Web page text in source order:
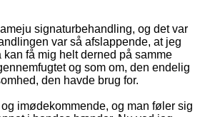
signaturbehandling, og det var
var så afslappende, at jeg
få mig helt derned på samme
og som om, den endelig
den havde brug for.
imødekommende, og man føler sig